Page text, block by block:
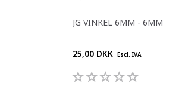
JG VINKEL 6MM - 6MM
25,00 DKK Escl. IVA